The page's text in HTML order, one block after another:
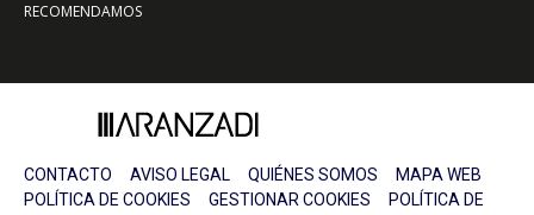
RECOMENDAMOS
CONTACTO AVISO LEGAL QUIÉNES SOMOS
MAPA WEB
POLÍTICA DE COOKIES
GESTIONAR COOKIES POLÍTICA DE